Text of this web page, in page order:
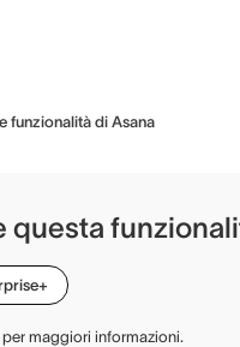
funzionalità di Asana
questa
per maggiori informazioni.